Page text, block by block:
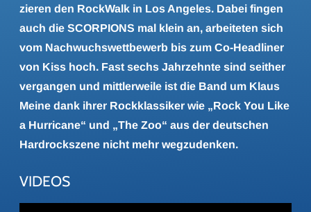
zieren den RockWalk in Los Angeles. Dabei fingen
auch die SCORPIONS mal klein an, arbeiteten sich
vom Nachwuchswettbewerb bis zum Co-Headliner
von Kiss hoch. Fast sechs Jahrzehnte sind seither
vergangen und mittlerweile ist die Band um Klaus
Meine dank ihrer Rockklassiker wie „Rock You Like
a Hurricane“ und „The Zoo“ aus der deutschen
Hardrockszene nicht mehr wegzudenken.
VIDEOS